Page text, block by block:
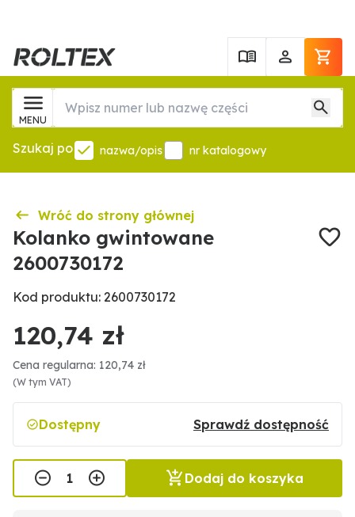
MENU
Szukaj po nazwa/opis nr katalogowy
Wróć do strony głównej
Kolanko gwintowane
2600730172
Kod produktu: 2600730172
120,74 zł
Cena regularna: 120,74 zł
(W tym VAT)
Dostępny Sprawdź dostępność
Dodaj do koszyka